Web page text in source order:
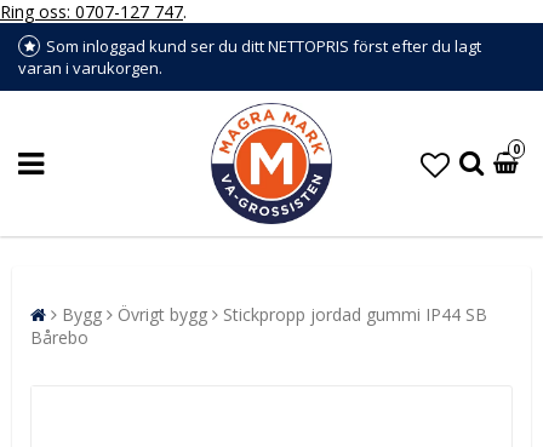
Ring oss: 0707-127 747.
Som inloggad kund ser du ditt NETTOPRIS först efter du lagt
varan i varukorgen.
0
Bygg Övrigt bygg
Stickpropp jordad gummi IP44 SB
Bårebo